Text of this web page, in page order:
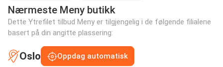
Nærmeste Meny butikk
Dette Ytrefilet tilbud Meny er tilgjengelig i de følgende filialene
basert på din angitte plassering:
Oslo Oppdag automatisk